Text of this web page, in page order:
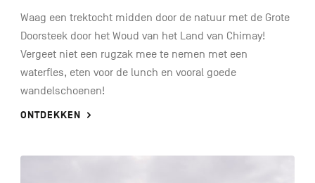
Waag een trektocht midden door de natuur met de Grote
Doorsteek door het Woud van het Land van Chimay!
Vergeet niet een rugzak mee te nemen met een
waterfles, eten voor de lunch en vooral goede
wandelschoenen!
ONTDEKKEN